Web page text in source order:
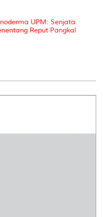
UPM: Senjata
Reput Pangkal